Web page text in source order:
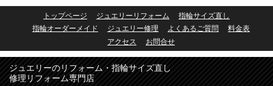
トップページ ジュエリーリフォーム
指輪サイズ直し
指輪オーダーメイド
ジュエリー修理 よくあるご質問
料金表
アクセス
お問合せ
ジュエリーのリフォーム・指輪サイズ直し
修理リフォーム専門店